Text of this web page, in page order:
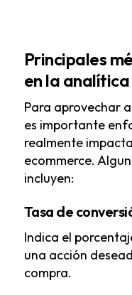
Principales
en la
Para aprovechar
es importante
realmente
ecommerce.
incluyen:
Tasa de
Indica el
una acción
compra.